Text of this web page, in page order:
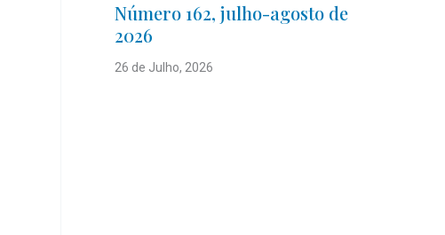
Número 162, julho-agosto de
2026
26 de Julho, 2026